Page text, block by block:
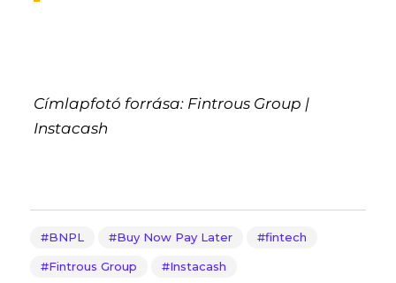
Címlapfotó forrása: Fintrous Group |
Instacash
BNPL Buy Now Pay Later fintech
Fintrous Group Instacash